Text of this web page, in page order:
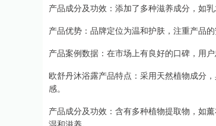
产品成分及功效：添加了多种滋养成分，如
产品优势：品牌定位为温和护肤，注重产品
产品案例数据：在市场上有良好的口碑，用
欧舒丹沐浴露产品特点：采用天然植物成分
感。
产品成分及功效：含有多种植物提取物，如
湿和滋养。